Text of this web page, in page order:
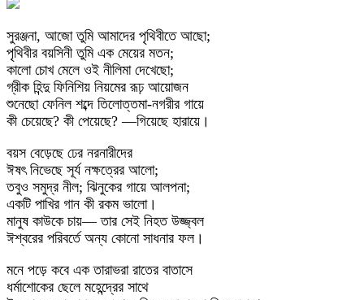
সুরঞ্জনা, আজো তুমি আমাদের পৃথিবীতে আছো;
পৃথিবীর বয়সিনী তুমি এক মেয়ের মতন;
কালো চোখ মেলে ওই নীলিমা দেখেছো;
গ্রীক হিন্দু ফিনিশিয় নিয়মের রূঢ় আয়োজন
শুনেছো ফেনিল শব্দে তিলোত্তমা-নগরীর গায়ে
কী চেয়েছে? কী পেয়েছে? —গিয়েছে হারায়ে।
বয়স বেড়েছে ঢের নরনারীদের
ঈষৎ নিভেছে সূর্য নক্ষত্রের আলো;
তবুও সমুদ্র নীল; ঝিনুকের গায়ে আলপনা;
একটি পাখির গান কী রকম ভালো।
মানুষ কাউকে চায়— তার সেই নিহত উজ্জ্বল
ঈশ্বরের পরিবর্তে অন্য কোনো সাধনার ফল।
মনে পড়ে কবে এক তারাভরা রাতের বাতাসে
ধর্মাশোকের ছেলে মহেন্দ্রের সাথে